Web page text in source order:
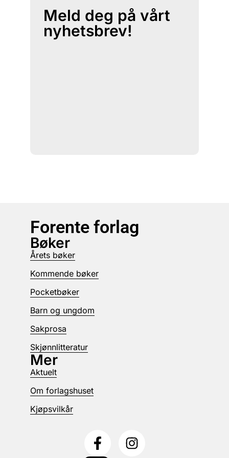
Meld deg på vårt
nyhetsbrev!
Forente forlag
Bøker
Årets bøker
Kommende bøker
Pocketbøker
Barn og ungdom
Sakprosa
Skjønnlitteratur
Mer
Aktuelt
Om forlagshuset
Kjøpsvilkår